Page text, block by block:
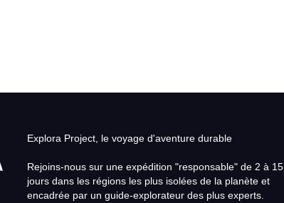
Explora Project, le voyage d'aventure durable
Rejoins-nous sur une expédition "responsable" de 2 à 15
jours dans les régions les plus isolées de la planète et
encadrée par un guide-explorateur des plus experts.